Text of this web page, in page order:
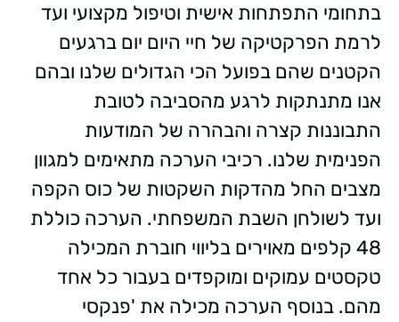
בתחומי התפתחות אישית וטיפול מקצועי ועד
לרמת הפרקטיקה של חיי היום יום ברגעים
הקטנים שהם בפועל הכי הגדולים שלנו ובהם
אנו מתנתקות לרגע מהסביבה לטובת
התבוננות קצרה והבהרה של המודעות
הפנימית שלנו. רכיבי הערכה מתאימים למגוון
מצבים החל מהדקות השקטות של כוס הקפה
ועד לשולחן השבת המשפחתי. הערכה כוללת
48 קלפים מאוירים בליווי חוברת המכילה
טקסטים עמוקים ומוקפדים בעבור כל אחד
מהם. בנוסף הערכה מכילה את 'פנקסי